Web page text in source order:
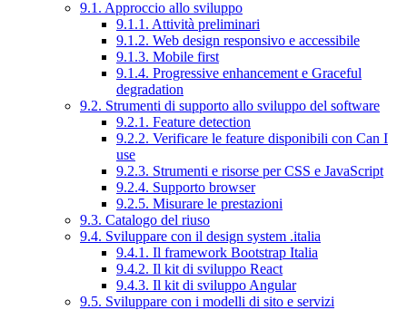
9.1. Approccio allo sviluppo
9.1.1. Attività preliminari
9.1.2. Web design responsivo e accessibile
9.1.3. Mobile first
9.1.4. Progressive enhancement e Graceful
degradation
9.2. Strumenti di supporto allo sviluppo del software
9.2.1. Feature detection
9.2.2. Verificare le feature disponibili con Can I
use
9.2.3. Strumenti e risorse per CSS e JavaScript
9.2.4. Supporto browser
9.2.5. Misurare le prestazioni
9.3. Catalogo del riuso
9.4. Sviluppare con il design system .italia
9.4.1. Il framework Bootstrap Italia
9.4.2. Il kit di sviluppo React
9.4.3. Il kit di sviluppo Angular
9.5. Sviluppare con i modelli di sito e servizi